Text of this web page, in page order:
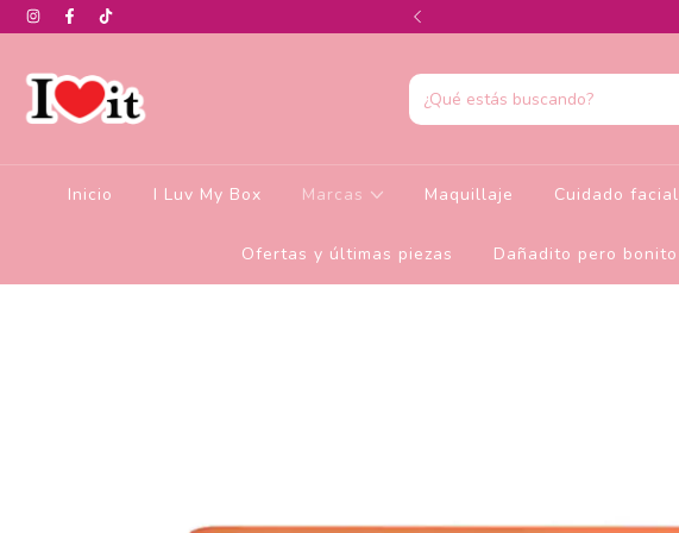
de descuento en la colección de Glamlite
Inicio I Luv My Box Marcas Maquillaje Cuidado facial
Ofertas y últimas piezas Dañadito pero bonito